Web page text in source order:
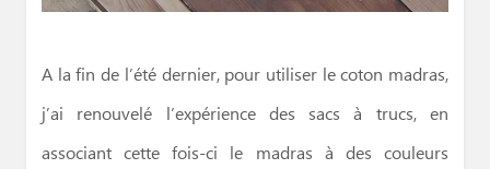
A la fin de l’été dernier, pour utiliser le coton madras,
j’ai renouvelé l’expérience des sacs à trucs, en
associant cette fois-ci le madras à des couleurs